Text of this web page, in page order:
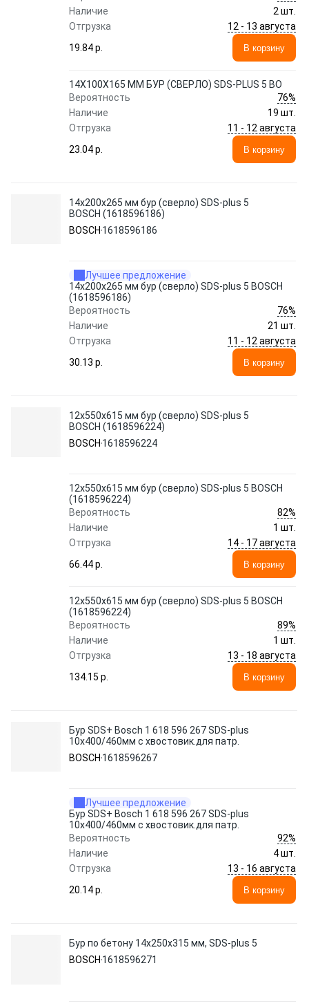
Наличие
2 шт.
Отгрузка
12 - 13 августа
19.84 p.
В корзину
14Х100Х165 ММ БУР (СВЕРЛО) SDS-PLUS 5 BO
Вероятность
76%
Наличие
19 шт.
Отгрузка
11 - 12 августа
23.04 p.
В корзину
14х200х265 мм бур (сверло) SDS-plus 5
BOSCH (1618596186)
BOSCH 1618596186
Лучшее предложение
14х200х265 мм бур (сверло) SDS-plus 5 BOSCH
(1618596186)
Вероятность
76%
Наличие
21 шт.
Отгрузка
11 - 12 августа
30.13 p.
В корзину
12х550х615 мм бур (сверло) SDS-plus 5
BOSCH (1618596224)
BOSCH 1618596224
12х550х615 мм бур (сверло) SDS-plus 5 BOSCH
(1618596224)
Вероятность
82%
Наличие
1 шт.
Отгрузка
14 - 17 августа
66.44 p.
В корзину
12х550х615 мм бур (сверло) SDS-plus 5 BOSCH
(1618596224)
Вероятность
89%
Наличие
1 шт.
Отгрузка
13 - 18 августа
134.15 p.
В корзину
Бур SDS+ Bosch 1 618 596 267 SDS-plus
10x400/460мм с хвостовик.для патр.
BOSCH 1618596267
Лучшее предложение
Бур SDS+ Bosch 1 618 596 267 SDS-plus
10x400/460мм с хвостовик.для патр.
Вероятность
92%
Наличие
4 шт.
Отгрузка
13 - 16 августа
20.14 p.
В корзину
Бур по бетону 14х250х315 мм, SDS-plus 5
BOSCH 1618596271